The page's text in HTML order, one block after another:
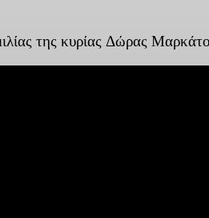
της κυρίας Δώρας